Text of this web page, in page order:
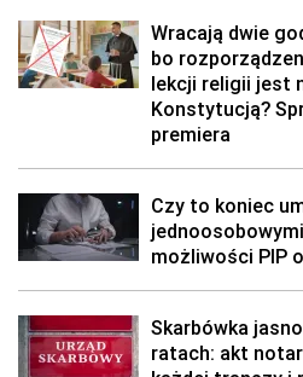
Wracają dwie
bo
lekcji religii jest
Konstytucją?
premiera
Czy to koniec
możliwości PIP
Skarbówka
ratach: akt